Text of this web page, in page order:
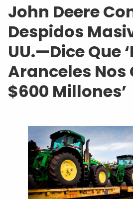
John Deere
Despidos
UU.—Dice Que
Aranceles Nos
$600 Millones’